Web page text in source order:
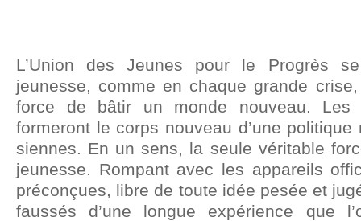
L’Union des Jeunes pour le Progrès
jeunesse, comme en chaque grande
force de bâtir un monde nouveau. Les
formeront le corps nouveau d’une
siennes. En un sens, la seule véritable
jeunesse. Rompant avec les appareils
préconçues, libre de toute idée pesée et
faussés d’une longue expérience que